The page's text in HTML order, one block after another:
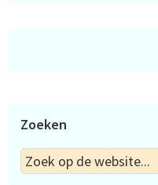
Zoeken
Zoek
op